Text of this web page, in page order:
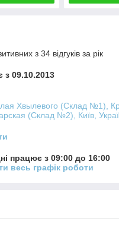
з 34 відгуків за рік
з 09.10.2013
Хвылевого (Склад №1),
(Склад №2), Київ,
працює з 09:00 до 16:00
весь графік роботи